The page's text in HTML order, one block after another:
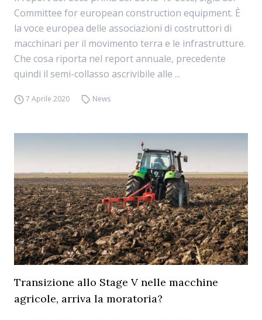
Committee for european construction equipment. È
la voce europea delle associazioni di costruttori di
macchinari per il movimento terra e le infrastrutture.
Che cosa riporta nel report annuale, precedente
quindi il semi-collasso ascrivibile alle ...
7 Aprile 2020 News
Transizione allo Stage V nelle macchine
agricole, arriva la moratoria?